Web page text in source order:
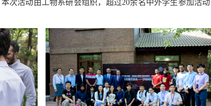
次活动由工物系研会组织，超过20余名中外学生参加活